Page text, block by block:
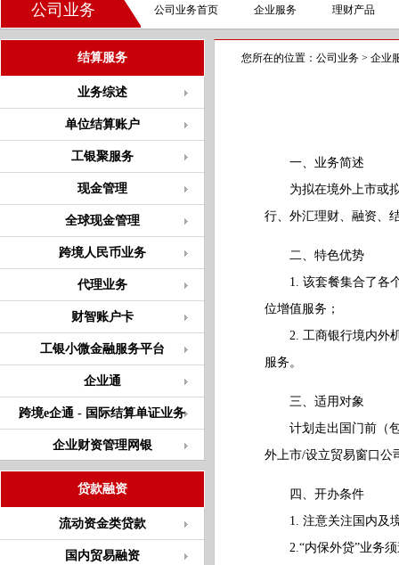
公司业务 公司业务首页 企业服务 理财产品
结算服务
业务综述
单位结算账户
工银聚服务
现金管理
全球现金管理
跨境人民币业务
代理业务
财智账户卡
工银小微金融服务平台
企业通
跨境e企通 - 国际结算单证业务
企业财资管理网银
贷款融资
流动资金类贷款
国内贸易融资
您所在的位置： 公司业务 > 企业
一、业务简述
为拟在境外上市或拟
行、外汇理财、融资、
二、特色优势
1. 该套餐集合了各个
位增值服务；
2. 工商银行境内外机
服务。
三、适用对象
计划走出国门前（包
外上市/设立贸易窗口公
四、开办条件
1. 注意关注国内及境
2.“内保外贷”业务须